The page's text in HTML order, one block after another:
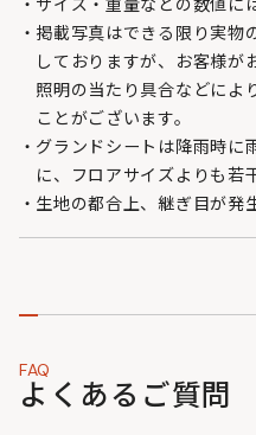
サイズ・重量などの数値に
掲載写真はできる限り実物
しておりますが、お客様が
照明の当たり具合などによ
ことがございます。
グランドシートは降雨時に
に、フロアサイズよりも若
生地の都合上、継ぎ目が発
FAQ
よくあるご質問